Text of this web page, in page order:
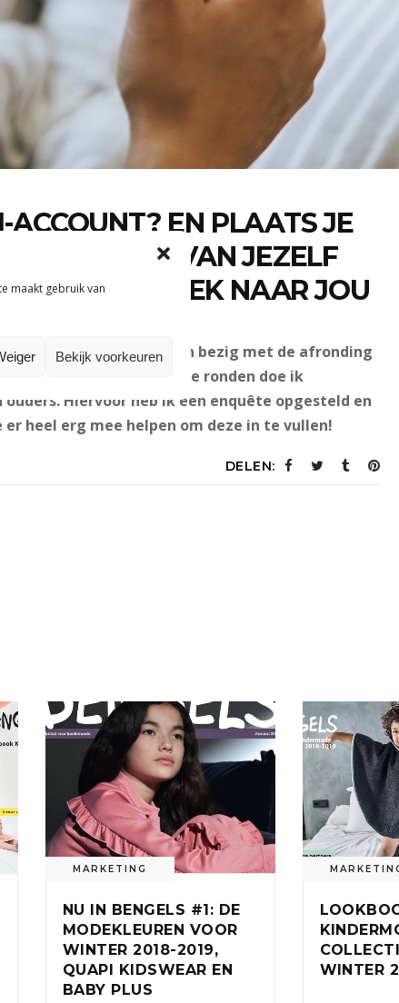
maakt gebruik van
Bekijk voorkeuren
ACCOUNT? EN PLAATS JE
OF VIDEO’S VAN JEZELF
IK OP ZOEK NAAR JOU
media content creator en bezig met de afronding
Om deze studie af te ronden doe ik
Hiervoor heb ik een enquête opgesteld en
heel erg mee helpen om deze in te vullen!
DELEN:
MARKETING
NU IN BENGELS #1: DE
MODEKLEUREN VOOR
WINTER 2018-2019,
QUAPI KIDSWEAR EN
BABY PLUS
WINTER